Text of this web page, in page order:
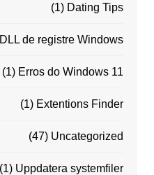
Dating Tips
(1)
DLL de registre Windows
Erros do Windows 11
(1)
Extentions Finder
(1)
Uncategorized
(47)
Uppdatera systemfiler
(1)